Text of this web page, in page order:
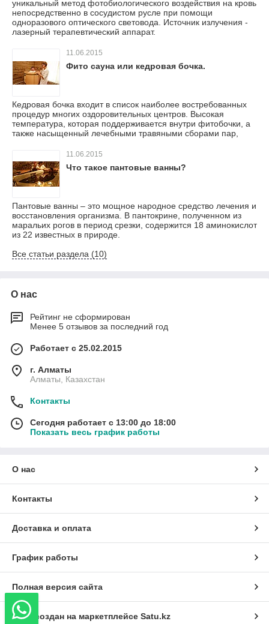
уникальный метод фотобиологического воздействия на кровь
непосредственно в сосудистом русле при помощи
одноразового оптического световода. Источник излучения -
лазерный терапевтический аппарат.
11.06.2015
Фито сауна или кедровая бочка.
Кедровая бочка входит в список наиболее востребованных
процедур многих оздоровительных центров. Высокая
температура, которая поддерживается внутри фитобочки, а
также насыщенный лечебными травяными сборами пар,
11.06.2015
Что такое пантовые ванны?
Пантовые ванны – это мощное народное средство лечения и
восстановления организма. В пантокрине, полученном из
маральих рогов в период срезки, содержится 18 аминокислот
из 22 известных в природе.
Все статьи раздела (10)
О нас
Рейтинг не сформирован
Менее 5 отзывов за последний год
Работает с 25.02.2015
г. Алматы
Алматы, Казахстан
Контакты
Сегодня работает с 13:00 до 18:00
Показать весь график работы
О нас
Контакты
Доставка и оплата
График работы
Полная версия сайта
Сайт создан на маркетплейсе Satu.kz